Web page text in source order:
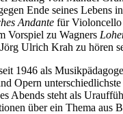
Ende seines Lebens
Andante für Violoncello
Vorspiel zu Wagners
Ulrich Krah zu hören
1946 als
Opern
Abends steht als
über ein Thema aus